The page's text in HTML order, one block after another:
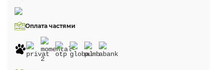
Оплата частями